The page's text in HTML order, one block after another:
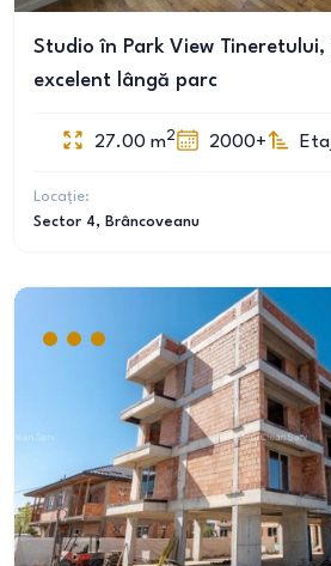
Studio în Park View
excelent lângă parc
27.00 m2 2000+
Locație:
Sector 4, Brâncoveanu